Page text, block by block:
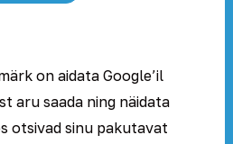
on aidata Google’il
aru saada ning näidata
otsivad sinu pakutavat